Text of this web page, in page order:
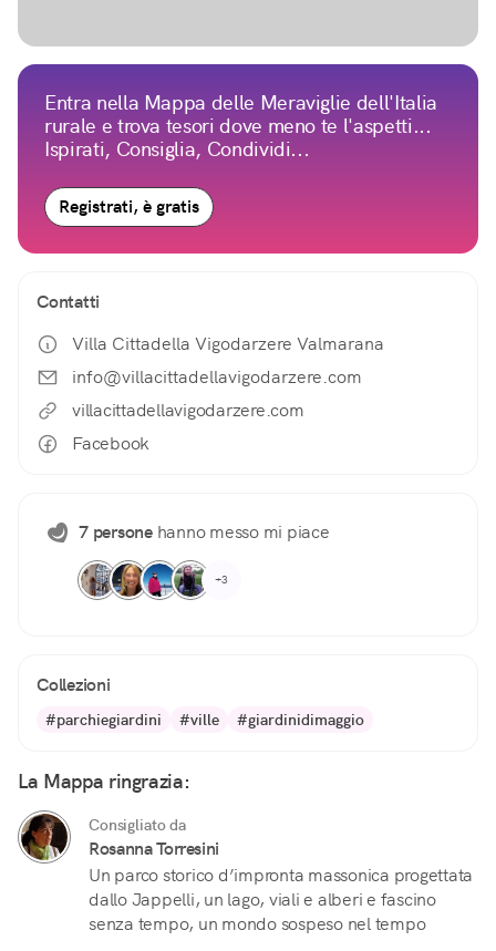
Entra nella Mappa delle Meraviglie dell'Italia
rurale e trova tesori dove meno te l'aspetti...
Ispirati, Consiglia, Condividi...
Registrati, è gratis
Contatti
Villa Cittadella Vigodarzere Valmarana
info@villacittadellavigodarzere.com
villacittadellavigodarzere.com
Facebook
7 personehanno messo mi piace
+3
Collezioni
#parchiegiardini #ville #giardinidimaggio
La Mappa ringrazia:
Consigliato da
Rosanna Torresini
Un parco storico d’impronta massonica progettata
dallo Jappelli, un lago, viali e alberi e fascino
senza tempo, un mondo sospeso nel tempo